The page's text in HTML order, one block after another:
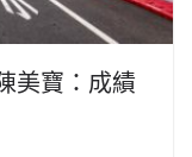
美寶：成績